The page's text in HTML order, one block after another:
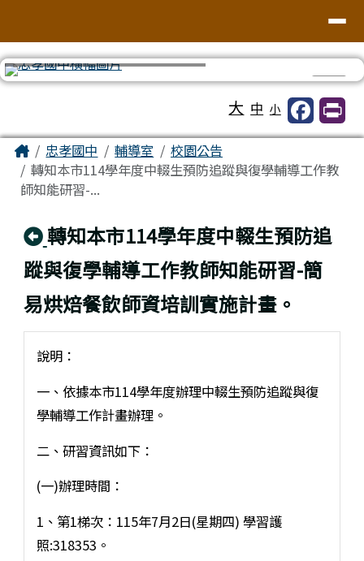
大 中 小
主內容區域
Home忠孝國中 輔導室
校園公告
轉知本市114學年度中輟生預防追蹤與復學輔導工作教
師知能研習-...
回上頁
轉知本市114學年度中輟生預防追
蹤與復學輔導工作教師知能研習-簡
易烘焙餐飲師資培訓實施計畫。
說明：
一、依據本市114學年度辦理中輟生預防追蹤與復
學輔導工作計畫辦理。
二、研習資訊如下：
(一)辦理時間：
1、第1梯次：115年7月2日(星期四) 學習護
照:318353。
頁尾區域